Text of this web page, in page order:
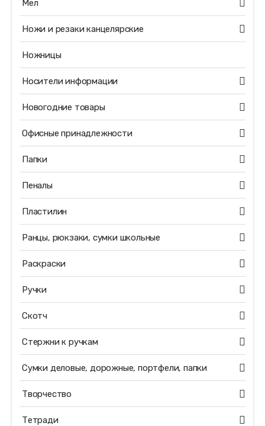
Мел
Ножи и резаки канцелярские
Ножницы
Носители информации
Новогодние товары
Офисные принадлежности
Папки
Пеналы
Пластилин
Ранцы, рюкзаки, сумки школьные
Раскраски
Ручки
Скотч
Стержни к ручкам
Сумки деловые, дорожные, портфели, папки
Творчество
Тетради